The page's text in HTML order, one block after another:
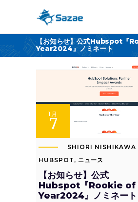
【お知らせ】公式Hubspot『
Year2024』ノミネート
1月
7
SHIORI NISHIKAWA
HUBSPOT , ニュース
【お知らせ】公式
Hubspot『Rookie
Year2024』ノミネート